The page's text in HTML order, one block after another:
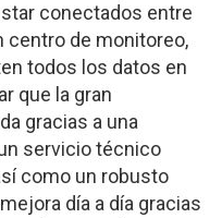
conectados entre
centro de monitoreo,
todos los datos en
que la gran
gracias a una
servicio técnico
como un robusto
día a día gracias